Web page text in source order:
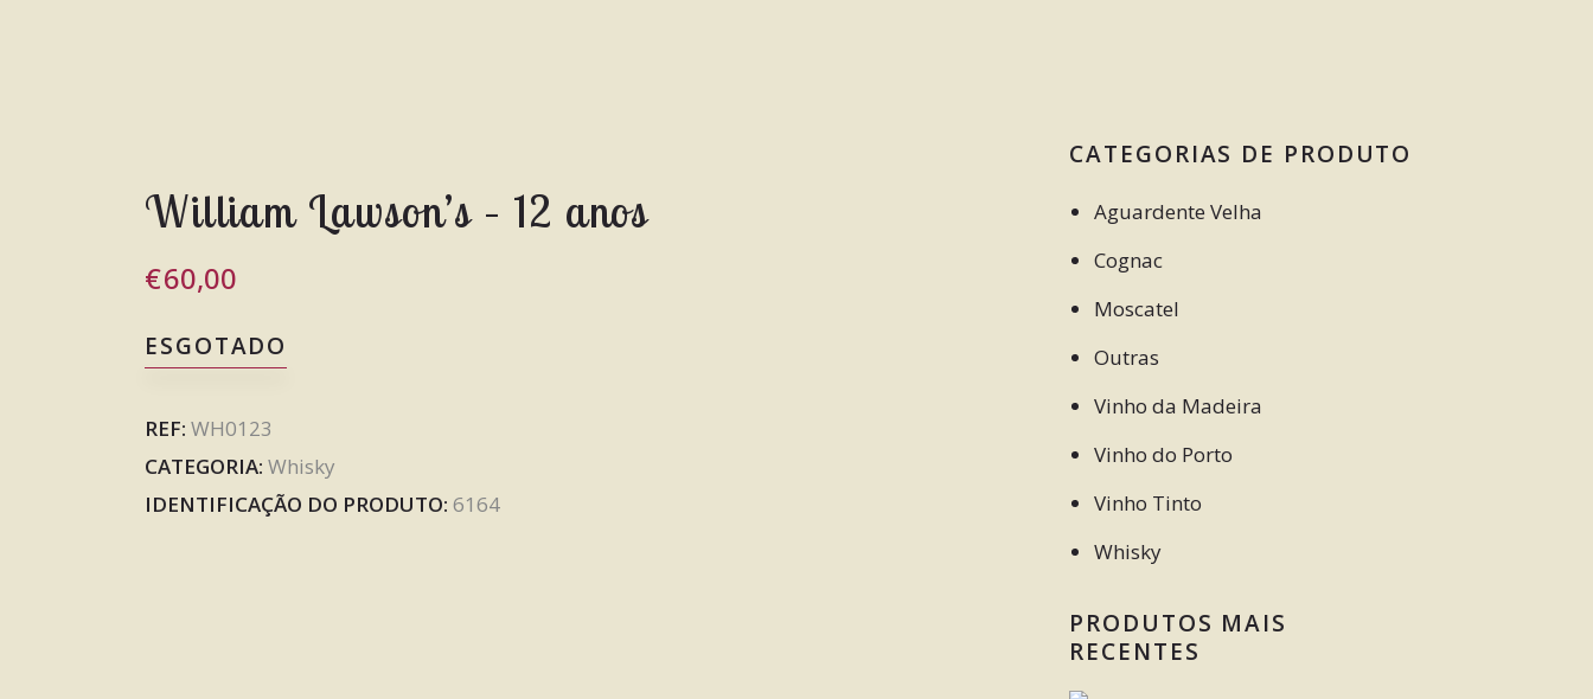
William Lawson’s – 12 anos
€60,00
ESGOTADO
REF: WH0123
CATEGORIA: Whisky
IDENTIFICAÇÃO DO PRODUTO: 6164
CATEGORIAS DE PRODUTO
Aguardente Velha
Cognac
Moscatel
Outras
Vinho da Madeira
Vinho do Porto
Vinho Tinto
Whisky
PRODUTOS MAIS
RECENTES